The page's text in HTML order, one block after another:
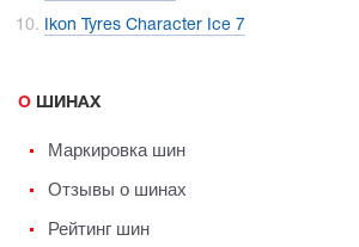
Ikon Tyres Character Ice 7
О ШИНАХ
Маркировка шин
Отзывы о шинах
Рейтинг шин